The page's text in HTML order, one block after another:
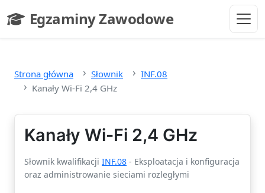
Egzaminy Zawodowe
- strona główna
Strona główna Słownik
INF.08
Kanały Wi-Fi 2,4 GHz
Kanały Wi-Fi 2,4 GHz
Słownik kwalifikacji INF.08 - Eksploatacja i konfiguracja
oraz administrowanie sieciami rozległymi